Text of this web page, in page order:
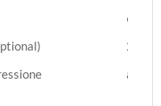
6 l
25 l
alta